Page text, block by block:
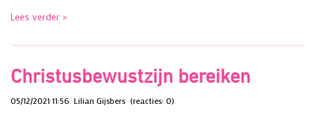
Lees verder >
Christusbewustzijn bereiken
05/12/2021 11:56 Lilian Gijsbers (reacties: 0)